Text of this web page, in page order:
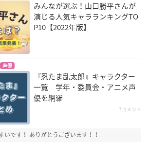
みんなが選ぶ！山口勝平さんが
演じる人気キャラランキングTO
P10【2022年版】
声優
『忍たま乱太郎』キャラクター
一覧 学年・委員会・アニメ声
優を網羅
7コメント
いです！ ありがとうございます！！